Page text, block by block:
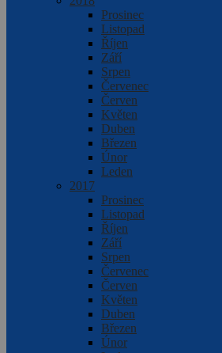
Prosinec
Listopad
Říjen
Září
Srpen
Červenec
Červen
Květen
Duben
Březen
Únor
Leden
2017
Prosinec
Listopad
Říjen
Září
Srpen
Červenec
Červen
Květen
Duben
Březen
Únor